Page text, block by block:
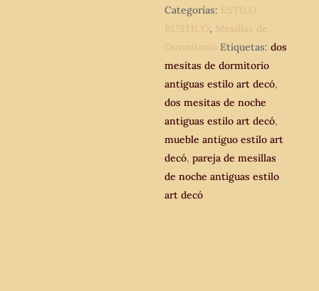
art
decó.
Pareja
de
mesillas
de
dormitorio
antiguas
modernista.
cantidad
Categorías: ESTILO
RÚSTICO, Mesillas de
Dormitorio Etiquetas:dos
mesitas de dormitorio
antiguas estilo art decó,
dos mesitas de noche
antiguas estilo art decó,
mueble antiguo estilo art
decó,pareja de mesillas
de noche antiguas estilo
art decó